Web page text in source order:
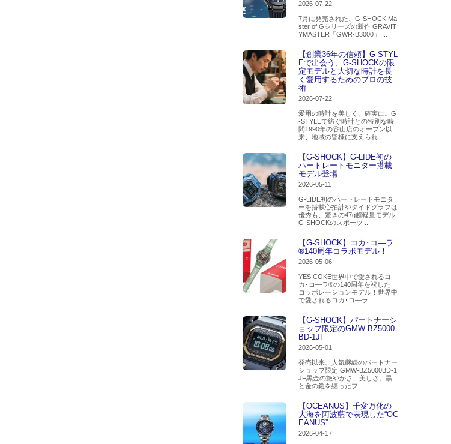
2026-07-22
7月に発売された、G-SHOCK Ma
ster of Gシリーズの新作 GRAVIT
YMASTER「GWR-B3000」 ...
【創業36年の信頼】G-STYL
Eで出会う、G-SHOCKの限
定モデルと大切な時計を長
く愛用するためのプロの技
術
2026-07-22
愛用の時計を美しく、確実に。G
-STYLEで紡ぐ時計との特別な時
間1990年の谷山店のオープン以
来、地域の皆様に支えられ ...
【G-SHOCK】G-LIDE初の
ハートレートモニター搭載
モデル登場
2026-05-11
G-LIDE初のハートレートモニタ
ーを搭載心拍計やタイドグラフは
優秀も、驚きの47g超軽量モデル
G-SHOCKのスポーツ ...
【G-SHOCK】コカ･コ―ラ
®140周年コラボモデル！
2026-05-06
YES COKE世界中で愛されるコ
カ･コ―ラ®の140周年を祝した
コラボレーションモデル！世界中
で愛されるコカ･コ―ラ ...
【G-SHOCK】パートナーシ
ョップ限定のGMW-BZ5000
BD-1JF
2026-05-01
発売以来、人気継続のパートナー
ショップ限定 GMW-BZ5000BD-1
JF黒金の艶やかさ、美しさ。黒
と金の鎧を纏ったフ ...
【OCEANUS】千変万化の
大海を阿波藍で表現した“OC
EANUS”
2026-04-17